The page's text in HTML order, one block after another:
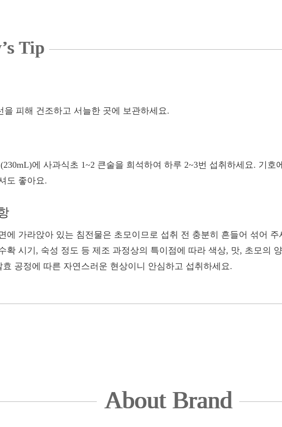
Tip
을 피해 건조하고 서늘한 곳에 보관하세요.
에 사과식초 1~2 큰술을 희석하여 하루 2~3번 섭취하세요. 기호
도 좋아요.
에 가라앉아 있는 침전물은 초모이므로 섭취 전 충분히 흔들어 섞어 주
확 시기, 숙성 정도 등 제조 과정상의 특이점에 따라 색상, 맛, 초모의
효 공정에 따른 자연스러운 현상이니 안심하고 섭취하세요.
About Brand